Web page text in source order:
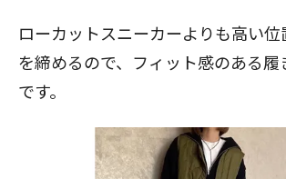
ローカットスニーカーよりも高い位
を締めるので、フィット感のある履
です。